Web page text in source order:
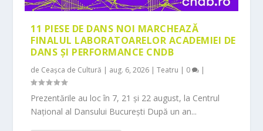
11 PIESE DE DANS NOI MARCHEAZĂ
FINALUL LABORATOARELOR ACADEMIEI DE
DANS ȘI PERFORMANCE CNDB
de Ceașca de Cultură | aug. 6, 2026 |Teatru | 0 |
Prezentările au loc în 7, 21 și 22 august, la Centrul
Național al Dansului București După un an...